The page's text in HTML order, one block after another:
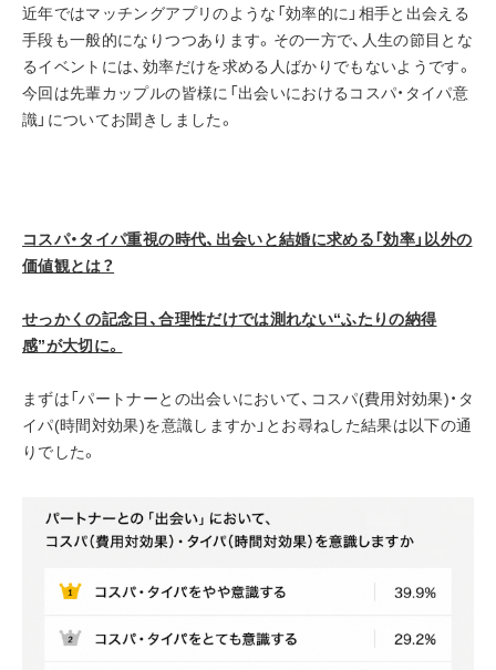
近年ではマッチングアプリのような「効率的に」相手と出会える
手段も一般的になりつつあります。その一方で、人生の節目とな
るイベントには、効率だけを求める人ばかりでもないようです。
今回は先輩カップルの皆様に「出会いにおけるコスパ・タイパ意
識」についてお聞きしました。
コスパ・タイパ重視の時代、出会いと結婚に求める「効率」以外の
価値観とは？
せっかくの記念日、合理性だけでは測れない“ふたりの納得
感”が大切に。
まずは「パートナーとの出会いにおいて、コスパ(費用対効果)・タ
イパ(時間対効果)を意識しますか」とお尋ねした結果は以下の通
りでした。